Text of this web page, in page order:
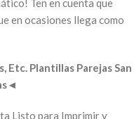
Ten en cuenta que
en ocasiones llega como
Etc. Plantillas Parejas San
◄
Listo para Imprimir y